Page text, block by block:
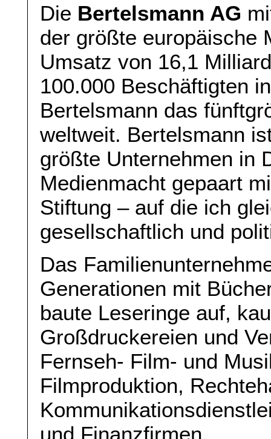
Die Bertelsmann AG
der größte europäische
Umsatz von 16,1
100.000 Beschäftigten
Bertelsmann das
weltweit. Bertelsmann
größte Unternehmen in
Medienmacht gepaart
Stiftung – auf die ich
gesellschaftlich und
Das
Generationen mit
baute Leseringe auf,
Großdruckereien und
Fernseh- Film- und
Filmproduktion,
und Finanzfirmen.